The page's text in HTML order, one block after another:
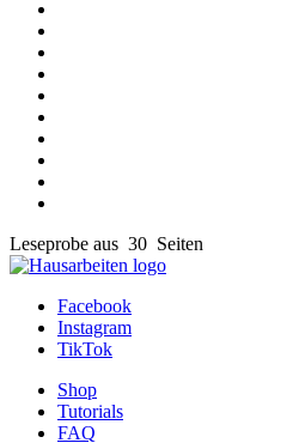
Leseprobe aus 30 Seiten
Facebook
Instagram
TikTok
Shop
Tutorials
FAQ